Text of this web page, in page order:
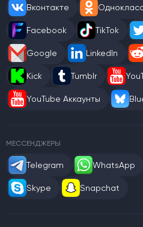
Вконтакте
Facebook TikTok
Google LinkedIn
Kick Tumblr
YouTube Аккаунты
МЕССЕНДЖЕРЫ
Telegram WhatsApp
Skype Snapchat